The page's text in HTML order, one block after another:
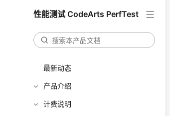
性能测试 CodeArts PerfTest
最新动态
产品介绍
计费说明